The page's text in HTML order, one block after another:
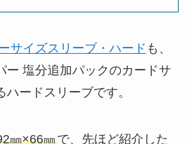
サイズスリーブ・ハード も、
ー 塩分追加パックのカードサ
ードスリーブです。
㎜×66㎜で、先ほど紹介した